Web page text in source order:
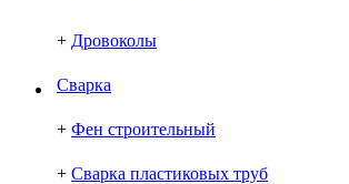
+ Дровоколы
Сварка
+ Фен строительный
+ Сварка пластиковых труб